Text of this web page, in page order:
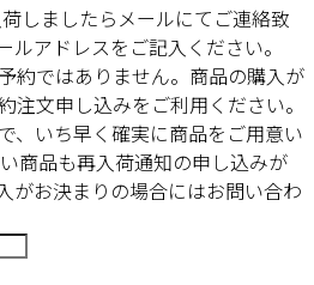
しましたらメールにてご連絡致
ルアドレスをご記入ください。
約ではありません。商品の購入が
注文申し込みをご利用ください。
、いち早く確実に商品をご用意い
商品も再入荷通知の申し込みが
がお決まりの場合にはお問い合わ